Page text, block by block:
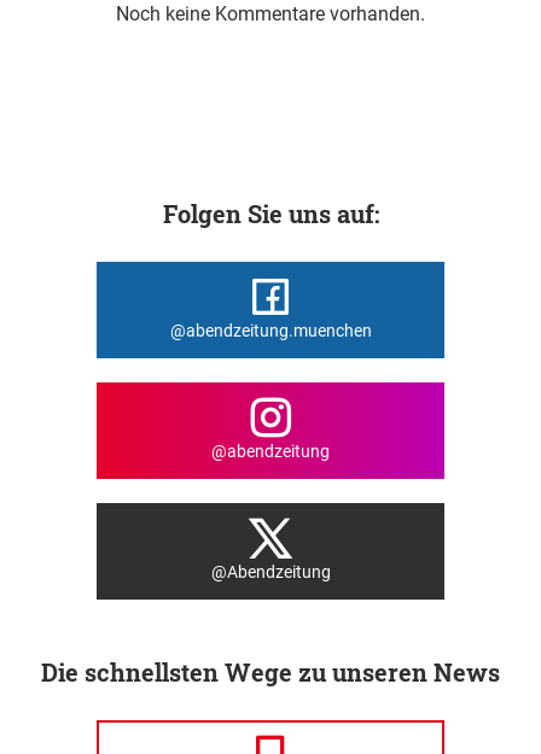
Noch keine Kommentare vorhanden.
Folgen Sie uns auf:
@abendzeitung.muenchen
@abendzeitung
@Abendzeitung
Die schnellsten Wege zu unseren News